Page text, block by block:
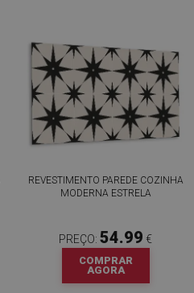
REVESTIMENTO PAREDE COZINHA
MODERNA ESTRELA
PREÇO: 54.99 €
COMPRAR
AGORA